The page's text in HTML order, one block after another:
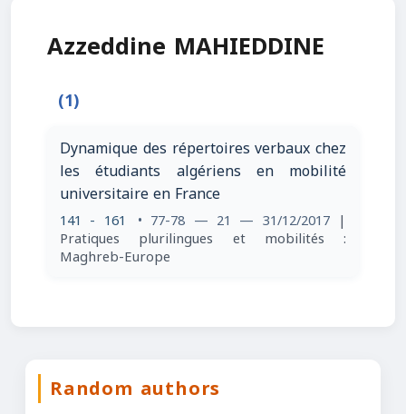
Azzeddine MAHIEDDINE
(1)
Dynamique des répertoires verbaux chez
les étudiants algériens en mobilité
universitaire en France
141 - 161 • 77-78 — 21 — 31/12/2017 |
Pratiques plurilingues et mobilités :
Maghreb-Europe
Random authors